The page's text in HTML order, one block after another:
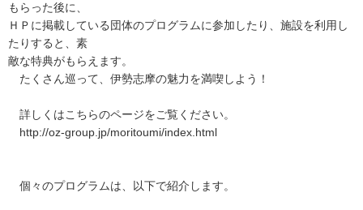
もらった後に、
ＨＰに掲載している団体のプログラムに参加したり、施設を利用し
たりすると、素
敵な特典がもらえます。
たくさん巡って、伊勢志摩の魅力を満喫しよう！
詳しくはこちらのページをご覧ください。
http://oz-group.jp/moritoumi/index.html
個々のプログラムは、以下で紹介します。